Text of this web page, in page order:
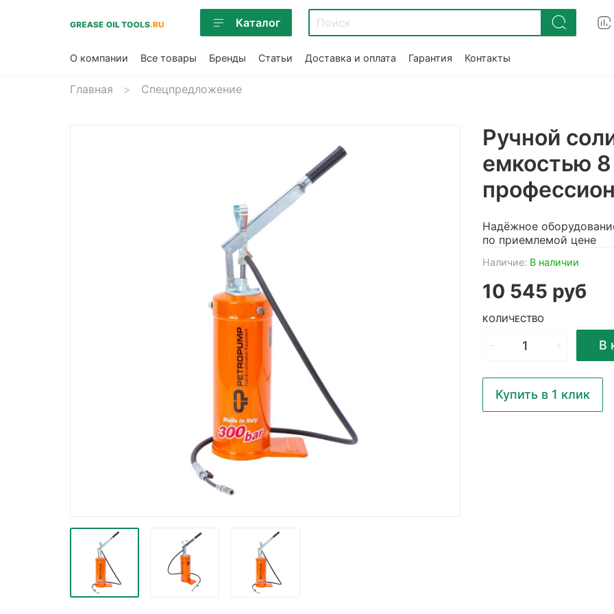
Каталог
О компании Все товары Бренды Статьи Доставка и оплата Гарантия Контакты
Главная Спецпредложение
Наличие: В наличии
Ручной
емкостью 8
10 545 руб
КОЛИЧЕСТВО
В
Купить в 1 клик
Надёжное
по приемлемой цене